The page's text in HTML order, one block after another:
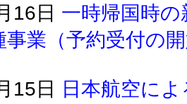
16日 一時帰国時
事業（予約受付の
15日
日本航空に